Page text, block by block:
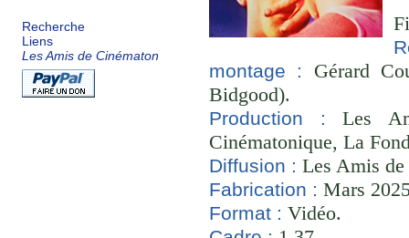
Recherche
Liens
Les Amis de Cinématon
montage :
Gérard
Bidgood).
Production :
Les
Cinématonique, La
Diffusion : Les Amis
Fabrication : Mars
Format : Vidéo.